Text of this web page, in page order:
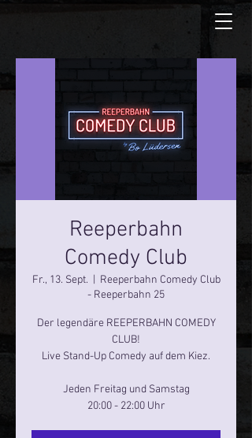
Reeperbahn
Comedy Club
Fr., 13. Sept.
Reeperbahn Comedy Club
- Reeperbahn 25
Der legendäre REEPERBAHN COMEDY
CLUB!
Live Stand-Up Comedy auf dem Kiez.
Jeden Freitag und Samstag
20:00 - 22:00 Uhr